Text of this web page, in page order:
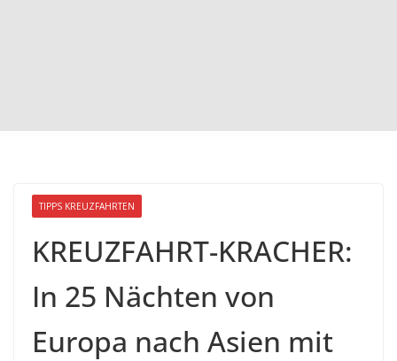
TIPPS KREUZFAHRTEN
KREUZFAHRT-KRACHER:
In 25 Nächten von
Europa nach Asien mit